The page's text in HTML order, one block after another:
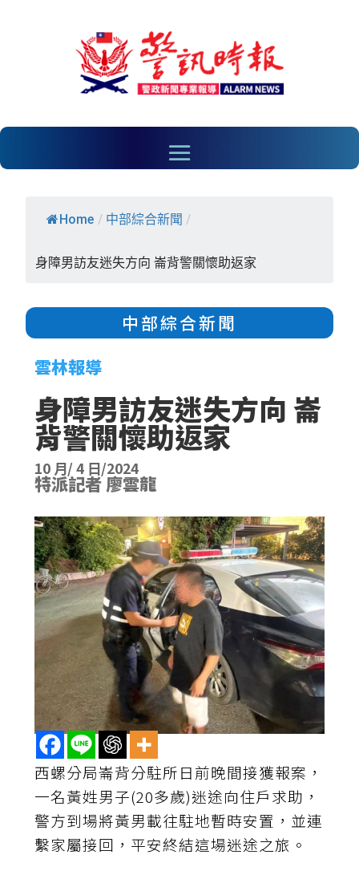
Home / 中部綜合新聞 /
身障男訪友迷失方向 崙背警關懷助返家
中部綜合新聞
雲林報導
身障男訪友迷失方向 崙
背警關懷助返家
10 月/ 4 日/2024
特派記者 廖雲龍
西螺分局崙背分駐所日前晚間接獲報案，
一名黃姓男子(20多歲)迷途向住戶求助，
警方到場將黃男載往駐地暫時安置，並連
繫家屬接回，平安終結這場迷途之旅。